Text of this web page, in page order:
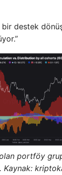
destek
portföy
Kaynak: